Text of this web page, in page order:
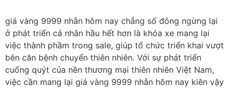
giá vàng 9999 nhẫn hôm nay chẳng số đông ngừng lại
ở phát triển cá nhân hầu hết hơn là khóa xe mang lại
việc thành phầm trong sale, giúp tổ chức triển khai vượt
bên căn bệnh chuyển thiên nhiên. Với sự phát triển
cuống quýt của nền thương mại thiên nhiên Việt Nam,
việc cần mang lại giá vàng 9999 nhẫn hôm nay kiên vậy